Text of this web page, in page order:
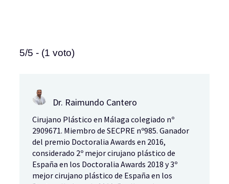
5/5 - (1 voto)
Dr. Raimundo Cantero
Cirujano Plástico en Málaga colegiado nº
2909671. Miembro de SECPRE nº985. Ganador
del premio Doctoralia Awards en 2016,
considerado 2º mejor cirujano plástico de
España en los Doctoralia Awards 2018 y 3º
mejor cirujano plástico de España en los